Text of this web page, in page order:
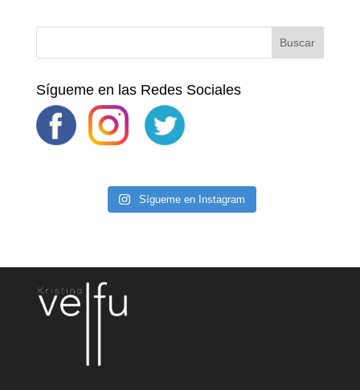
Sígueme en las Redes Sociales
Sígueme en Instagram